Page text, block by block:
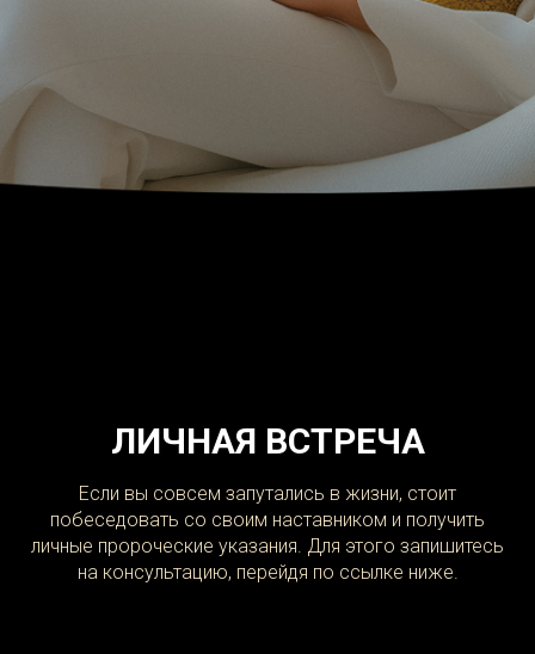
ЛИЧНАЯ ВСТРЕЧА
Если вы совсем запутались в жизни, стоит
побеседовать со своим наставником и получить
личные пророческие указания. Для этого запишитесь
на консультацию, перейдя по ссылке ниже.